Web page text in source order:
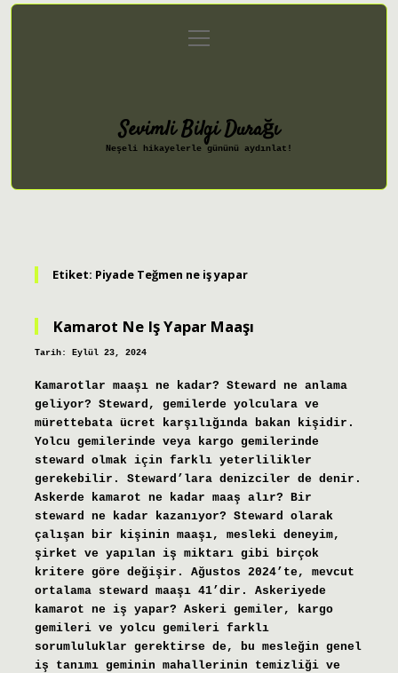
Gizlilik Politikası
menüyü
aç
Sevimli Bilgi Durağı
Neşeli hikayelerle gününü aydınlat!
Etiket: Piyade Teğmen ne iş yapar
Kamarot Ne Iş Yapar Maaşı
Tarih: Eylül 23, 2024
Kamarotlar maaşı ne kadar? Steward ne anlama
geliyor? Steward, gemilerde yolculara ve
mürettebata ücret karşılığında bakan kişidir.
Yolcu gemilerinde veya kargo gemilerinde
steward olmak için farklı yeterlilikler
gerekebilir. Steward’lara denizciler de denir.
Askerde kamarot ne kadar maaş alır? Bir
steward ne kadar kazanıyor? Steward olarak
çalışan bir kişinin maaşı, mesleki deneyim,
şirket ve yapılan iş miktarı gibi birçok
kritere göre değişir. Ağustos 2024’te, mevcut
ortalama steward maaşı 41’dir. Askeriyede
kamarot ne iş yapar? Askeri gemiler, kargo
gemileri ve yolcu gemileri farklı
sorumluluklar gerektirse de, bu mesleğin genel
iş tanımı geminin mahallerinin temizliği ve